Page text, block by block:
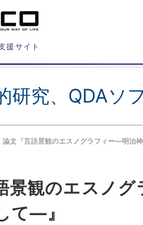
援サイト
研究、QDAソ
論文『言語景観のエスノグラフィー―明治
景観のエスノ
て―』